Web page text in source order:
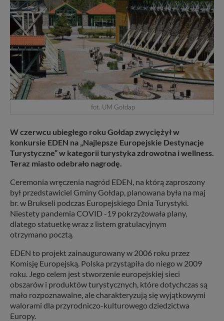
fot. UM Gołdap
W czerwcu ubiegłego roku Gołdap zwyciężył w
konkursie EDEN na „Najlepsze Europejskie Destynacje
Turystyczne” w kategorii turystyka zdrowotna i wellness.
Teraz miasto odebrało nagrodę.
Ceremonia wręczenia nagród EDEN, na którą zaproszony
był przedstawiciel Gminy Gołdap, planowana była na maj
br. w Brukseli podczas Europejskiego Dnia Turystyki.
Niestety pandemia COVID -19 pokrzyżowała plany,
dlatego statuetkę wraz z listem gratulacyjnym
otrzymano pocztą.
EDEN to projekt zainaugurowany w 2006 roku przez
Komisję Europejską. Polska przystąpiła do niego w 2009
roku. Jego celem jest stworzenie europejskiej sieci
obszarów i produktów turystycznych, które dotychczas są
mało rozpoznawalne, ale charakteryzują się wyjątkowymi
walorami dla przyrodniczo-kulturowego dziedzictwa
Europy.